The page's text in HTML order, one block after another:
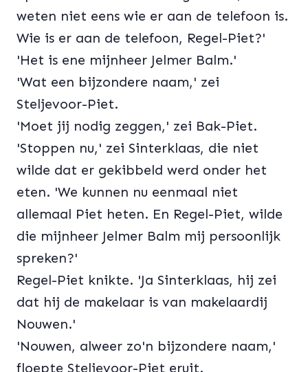
weten niet eens wie er aan de telefoon is.
Wie is er aan de telefoon, Regel-Piet?'
'Het is ene mijnheer Jelmer Balm.'
'Wat een bijzondere naam,' zei
Steljevoor-Piet.
'Moet jij nodig zeggen,' zei Bak-Piet.
'Stoppen nu,' zei Sinterklaas, die niet
wilde dat er gekibbeld werd onder het
eten. 'We kunnen nu eenmaal niet
allemaal Piet heten. En Regel-Piet, wilde
die mijnheer Jelmer Balm mij persoonlijk
spreken?'
Regel-Piet knikte. 'Ja Sinterklaas, hij zei
dat hij de makelaar is van makelaardij
Nouwen.'
'Nouwen, alweer zo'n bijzondere naam,'
floepte Steljevoor-Piet eruit.